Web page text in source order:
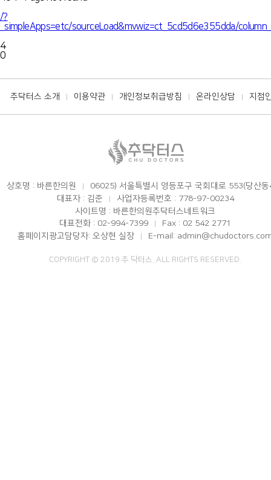
/?
_simpleApps=etc/sourceLoad&mvwiz=ct_5cd5d6e355dda/
4
0
추닥터스 소개 | 이용약관 | 개인정보취급방침 | 온라인상담 | 지점
상호명 : 바른한의원
06025) 서울특별시 영등포구 국회대로 553(당산동
대표자 : 김준
사업자등록번호 : 778-97-00234
사이트명 : 바른한의원추닥터스네트워크
대표전화 : 02-994-7399
Fax : 02 542 2771
홈페이지광고담당자: 오상현 실장
E-mail:
COPYRIGHT © 2019 추 닥터스. ALL RIGHTS RESERVED.